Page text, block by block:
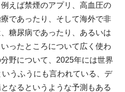
えば禁煙のアプリ、高血圧の
であったり、そして海外で非
糖尿病であったり、あるいは
ったところについて広く使わ
野について、2025年には世界
うふうにも言われている、デ
なるというような予測もある